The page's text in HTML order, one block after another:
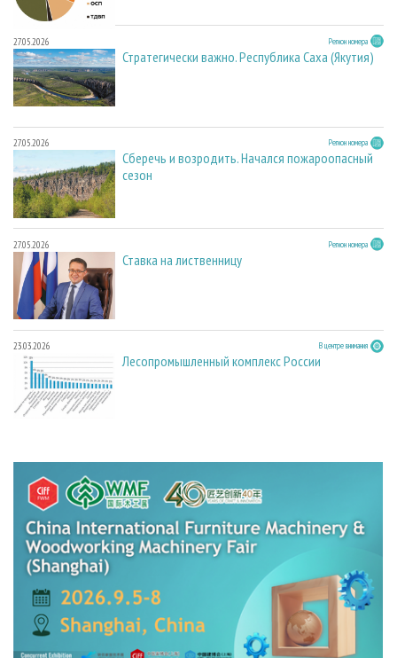
27.05.2026 Регион номера
Стратегически важно. Республика Саха (Якутия)
27.05.2026 Регион номера
Сберечь и возродить. Начался пожароопасный
сезон
27.05.2026 Регион номера
Ставка на лиственницу
23.03.2026 В центре внимания
Лесопромышленный комплекс России